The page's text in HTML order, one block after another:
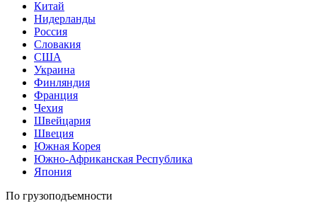
Китай
Нидерланды
Россия
Словакия
США
Украина
Финляндия
Франция
Чехия
Швейцария
Швеция
Южная Корея
Южно-Африканская Республика
Япония
По грузоподъемности